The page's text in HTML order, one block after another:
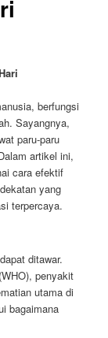
berfungsi
Sayangnya,
paru-paru
artikel ini,
cara efektif
yang
terpercaya.
ditawar.
penyakit
utama di
bagaimana